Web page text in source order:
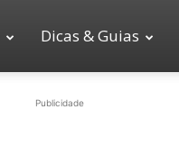
Dicas & Guias
Publicidade